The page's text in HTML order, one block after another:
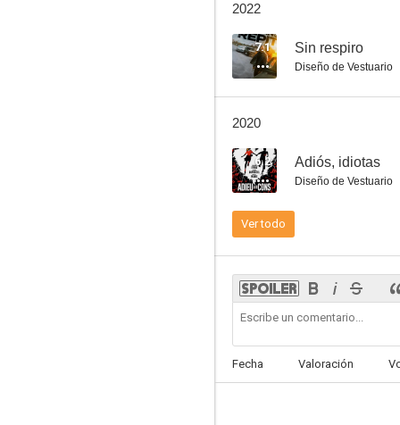
5.0
--
2022
7.1 Sin respiro
Diseño de Vestuario
2020
6.2 Adiós, idiotas
Diseño de Vestuario
Ver todo
Fecha Valoración